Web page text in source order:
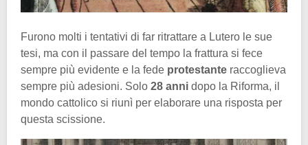
Furono molti i tentativi di far ritrattare a Lutero le sue
tesi, ma con il passare del tempo la frattura si fece
sempre più evidente e la fede protestante raccoglieva
sempre più adesioni. Solo 28 anni dopo la Riforma, il
mondo cattolico si riunì per elaborare una risposta per
questa scissione.